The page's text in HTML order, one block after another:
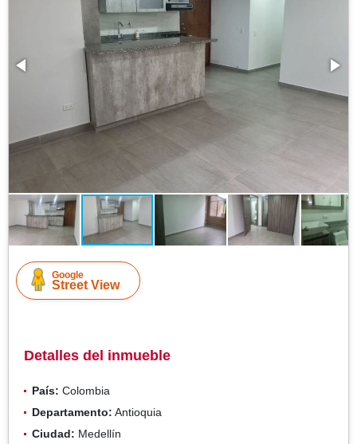
Google
Street View
Detalles del inmueble
País: Colombia
Departamento: Antioquia
Ciudad: Medellín